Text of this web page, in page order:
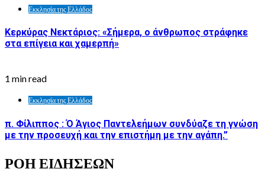
Εκκλησία της Ελλάδος
Κερκύρας Νεκτάριος: «Σήμερα, ο άνθρωπος στράφηκε
στα επίγεια και χαμερπή»
1 min read
Εκκλησία της Ελλάδος
π. Φίλιππος : Ό Άγιος Παντελεήμων συνδύαζε τη γνώση
με την προσευχή και την επιστήμη με την αγάπη.”
ΡΟΗ ΕΙΔΗΣΕΩΝ